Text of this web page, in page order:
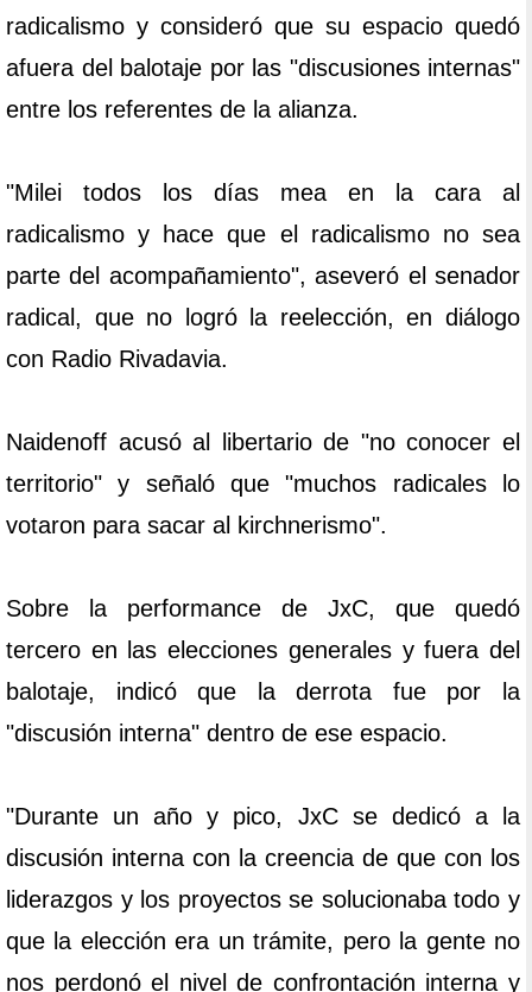
radicalismo y consideró que su espacio quedó
afuera del balotaje por las "discusiones internas"
entre los referentes de la alianza.
"Milei todos los días mea en la cara al
radicalismo y hace que el radicalismo no sea
parte del acompañamiento", aseveró el senador
radical, que no logró la reelección, en diálogo
con Radio Rivadavia.
Naidenoff acusó al libertario de "no conocer el
territorio" y señaló que "muchos radicales lo
votaron para sacar al kirchnerismo".
Sobre la performance de JxC, que quedó
tercero en las elecciones generales y fuera del
balotaje, indicó que la derrota fue por la
"discusión interna" dentro de ese espacio.
"Durante un año y pico, JxC se dedicó a la
discusión interna con la creencia de que con los
liderazgos y los proyectos se solucionaba todo y
que la elección era un trámite, pero la gente no
nos perdonó el nivel de confrontación interna y